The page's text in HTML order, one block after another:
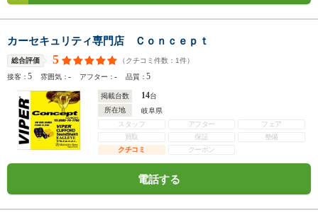
カーセキュリティ専門店 Ｃｏｎｃｅｐｔ
総合評価 5 （クチコミ件数： 1件）
接客：5 雰囲気：- アフター：- 品質：5
掲載台数 14台
所在地
岐阜県
スタッフ
アフター
フェア
買取
保証
整備
クチコミ
クーポン
電話する